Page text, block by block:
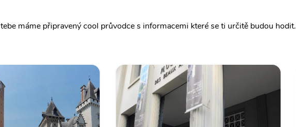
máme připravený cool průvodce s informacemi které se ti určitě budou hodit.